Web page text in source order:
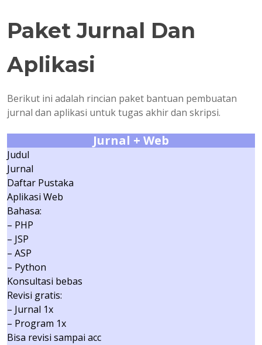
Paket Jurnal Dan
Aplikasi
Berikut ini adalah rincian paket bantuan pembuatan
jurnal dan aplikasi untuk tugas akhir dan skripsi.
Jurnal + Web
Judul
Jurnal
Daftar Pustaka
Aplikasi Web
Bahasa:
– PHP
– JSP
– ASP
– Python
Konsultasi bebas
Revisi gratis:
– Jurnal 1x
– Program 1x
Bisa revisi sampai acc